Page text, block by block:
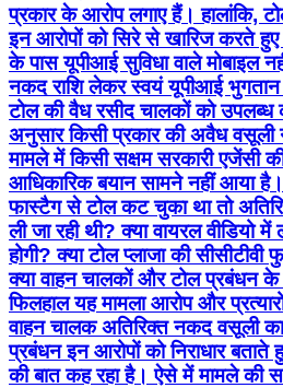
प्रकार के आरोप लगाए हैं। हालांकि,
इन आरोपों को सिरे से खारिज करते
के पास यूपीआई सुविधा वाले मोबाइल
नकद राशि लेकर स्वयं यूपीआई
टोल की वैध रसीद चालकों को
अनुसार किसी प्रकार की अवैध वसूली
मामले में किसी सक्षम सरकारी एजेंसी
आधिकारिक बयान सामने नहीं आया
फास्टैग से टोल कट चुका था तो
ली जा रही थी? क्या वायरल वीडियो
होगी? क्या टोल प्लाजा की
क्या वाहन चालकों और टोल प्रबंधन के
फिलहाल यह मामला आरोप और
वाहन चालक अतिरिक्त नकद वसूली
प्रबंधन इन आरोपों को निराधार
की बात कह रहा है। ऐसे में मामले की